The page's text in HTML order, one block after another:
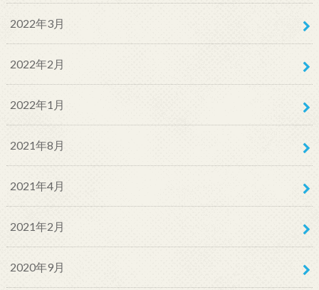
2022年3月
2022年2月
2022年1月
2021年8月
2021年4月
2021年2月
2020年9月